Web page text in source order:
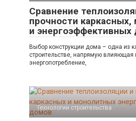
Сравнение
прочности
и энергоэффективных
Выбор конструкции дома – одна из
строительстве, напрямую влияющая
энергопотребление,
Технологии строительства